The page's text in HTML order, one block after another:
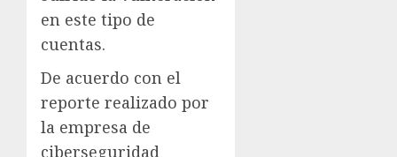
en este tipo de
cuentas.
De acuerdo con el
reporte realizado por
la empresa de
ciberseguridad